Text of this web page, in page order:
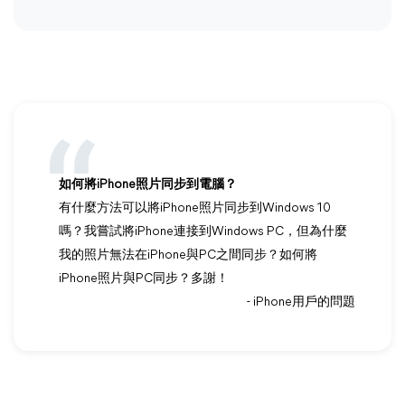
如何將iPhone照片同步到電腦？
有什麼方法可以將iPhone照片同步到Windows 10
嗎？我嘗試將iPhone連接到Windows PC，但為什麼
我的照片無法在iPhone與PC之間同步？如何將
iPhone照片與PC同步？多謝！
- iPhone用戶的問題